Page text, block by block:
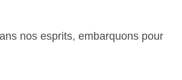
nos esprits, embarquons pour